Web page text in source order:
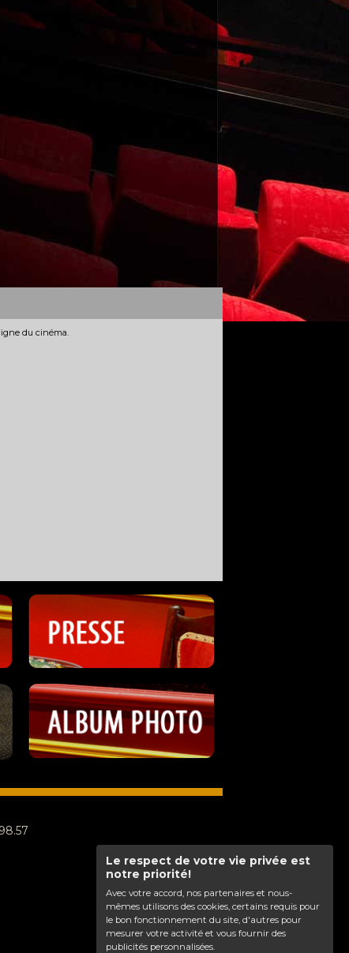
Le respect de votre vie privée est
notre priorité!
Avec votre accord, nos partenaires et nous-
mêmes utilisons des cookies, certains requis pour
le bon fonctionnement du site, d'autres pour
mesurer votre activité et vous fournir des
publicités personnalisées.
du cinéma.
Haut de page